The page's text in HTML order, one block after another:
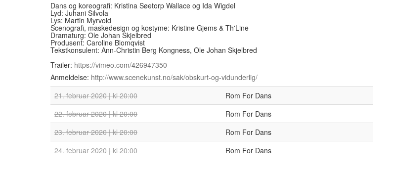
Dans og koreografi: Kristina Søetorp Wallace og Ida Wigdel
Lyd: Juhani Silvola
Lys: Martin Myrvold
Scenografi, maskedesign og kostyme: Kristine Gjems & Th'Line
Dramaturg: Ole Johan Skjelbred
Produsent: Caroline Blomqvist
Tekstkonsulent: Ann-Christin Berg Kongness, Ole Johan Skjelbred
Trailer: https://vimeo.com/426947350
Anmeldelse: http://www.scenekunst.no/sak/obskurt-og-vidunderlig/
21. februar 2020 | kl 20:00
Rom For Dans
22. februar 2020 | kl 20:00
Rom For Dans
23. februar 2020 | kl 20:00
Rom For Dans
24. februar 2020 | kl 20:00
Rom For Dans